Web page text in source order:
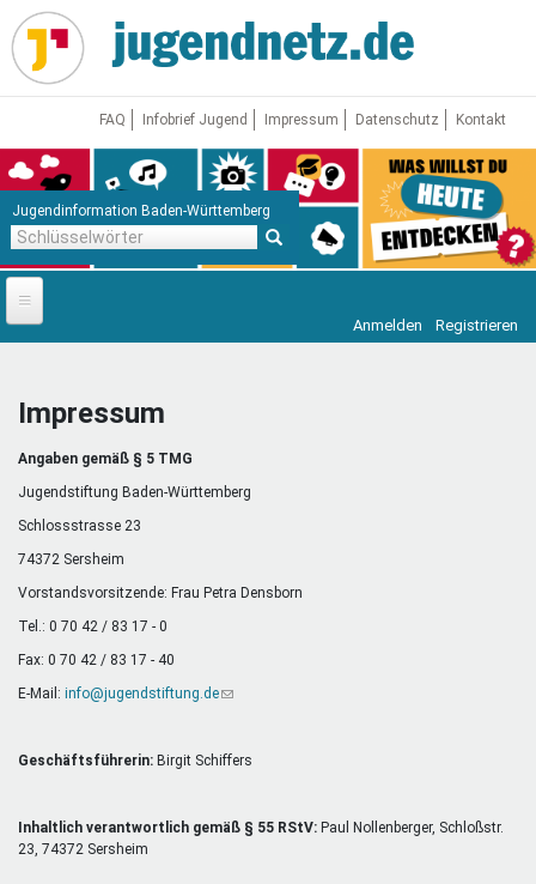
Direkt
zum
Inhalt
FAQ Infobrief Jugend Impressum Datenschutz Kontakt
Jugendinformation Baden-Württemberg
Startseite
Jugendnetz
Freizeit & Reisen
Mentoren & Projekte
Schule & Beruf
Vor Ort
Anmelden Registrieren
Impressum
Angaben gemäß § 5 TMG
Jugendstiftung Baden-Württemberg
Schlossstrasse 23
74372 Sersheim
Vorstandsvorsitzende: Frau Petra Densborn
Tel.: 0 70 42 / 83 17 - 0
Fax: 0 70 42 / 83 17 - 40
E-Mail: info@jugendstiftung.de(Link
Mail)
Geschäftsführerin: Birgit Schiffers
Inhaltlich verantwortlich gemäß § 55 RStV: Paul Nollenberger, Schloßstr.
23, 74372 Sersheim